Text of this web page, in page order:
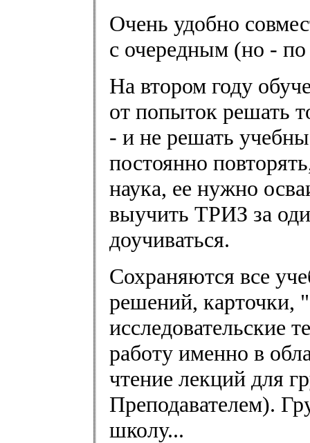
Очень удобно
с очередным (но - по
На втором году
от попыток решать
- и не решать
постоянно
наука, ее нужно
выучить ТРИЗ за
доучиваться.
Сохраняются все
решений, карточки,
работу именно в
чтение лекций для
Преподавателем).
школу...